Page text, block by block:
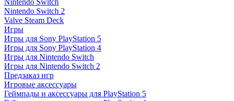
Nintendo Switch
Nintendo Switch 2
Valve Steam Deck
Игры
Игры для Sony PlayStation 5
Игры для Sony PlayStation 4
Игры для Nintendo Switch
Игры для Nintendo Switch 2
Предзаказ игр
Игровые аксессуары
Геймпады и аксессуары для PlayStation 5